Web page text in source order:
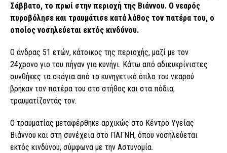
Σάββατο, το πρωί στην περιοχή της Βιάννου. Ο νεαρός
πυροβόλησε και τραυμάτισε κατά λάθος τον πατέρα του, ο
οποίος νοσηλεύεται εκτός κινδύνου.
Ο άνδρας 51 ετών, κάτοικος της περιοχής, μαζί με τον
24χρονο γιο του πήγαν για κυνήγι. Κάτω από αδιευκρίνιστες
συνθήκες τα σκάγια από το κυνηγετικό όπλο του νεαρού
βρήκαν τον πατέρα του στο στήθος και στα πόδια,
τραυματίζοντάς τον.
Ο τραυματίας μεταφέρθηκε αρχικώς στο Κέντρο Υγείας
Βιάννου και στη συνέχεια στο ΠΑΓΝΗ, όπου νοσηλεύεται
εκτός κινδύνου, σύμφωνα με την Αστυνομία.